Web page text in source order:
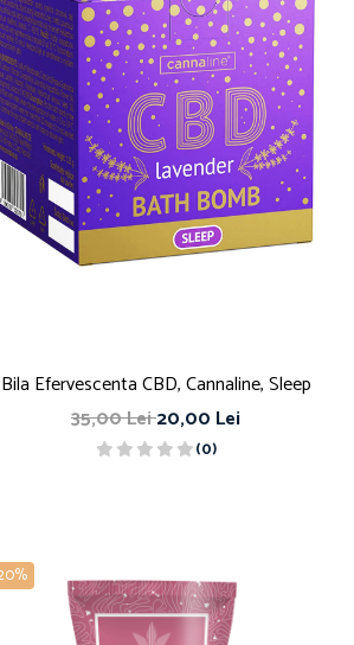
Bila Efervescenta CBD, Cannaline, Sleep
35,00 Lei20,00 Lei
(0)